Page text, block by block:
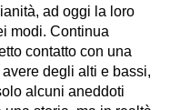
ad oggi la loro
modi. Continua
contatto con una
degli alti e bassi,
alcuni aneddoti